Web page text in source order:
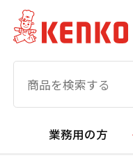
業務用の方